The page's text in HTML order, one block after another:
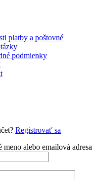
platby a poštovné
podmienky
Registrovať sa
alebo emailová adresa